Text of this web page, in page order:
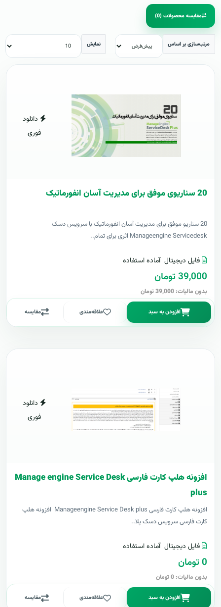
مقایسه محصولات (0)
مرتب‌سازی بر اساس نمایش
دانلود
فوری
20 سناریوی موفق برای مدیریت آسان انفورماتیک
20 سناریو موفق برای مدیریت آسان انفورماتیک با سرویس دسک
Manageengine Servicedesk اثری برای تمام..
فایل دیجیتال آماده استفاده
39,000 تومان
بدون مالیات: 39,000 تومان
افزودن به سبد علاقه‌مندی مقایسه
دانلود
فوری
افزونه هلپ کارت فارسی Manage engine Service Desk
plus
افزونه هلپ کارت فارسی Manageengine Service Desk plus افزونه هلپ
کارت فارسی سرویس دسک پلا..
فایل دیجیتال آماده استفاده
0 تومان
بدون مالیات: 0 تومان
افزودن به سبد علاقه‌مندی مقایسه